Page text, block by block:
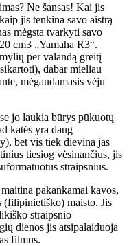
Ne šansas! Kai jis
jis tenkina savo aistrą
mėgsta tvarkyti savo
cm3 „Yamaha R3“.
per valandą greitį
dabar mieliau
mėgaudamasis vėju
jo laukia būrys pūkuotų
katės yra daug
bet vis tiek dievina jas
tiesiog vėsinančius, jis
straipsnius.
pakankamai kavos,
(filipinietiško) maisto. Jis
straipsnio
dienos jis atsipalaiduoja
filmus.